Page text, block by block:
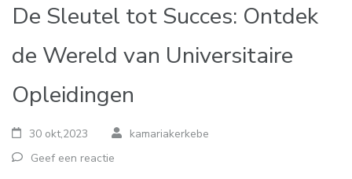
De Sleutel tot Succes: Ontdek
de Wereld van Universitaire
Opleidingen
30 okt,2023
kamariakerkebe
Geef een reactie